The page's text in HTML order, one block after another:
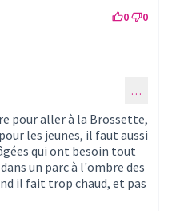
0 0
commentaire 330) …
pour aller à la Brossette,
les jeunes, il faut aussi
qui ont besoin tout
un parc à l'ombre des
il fait trop chaud, et pas